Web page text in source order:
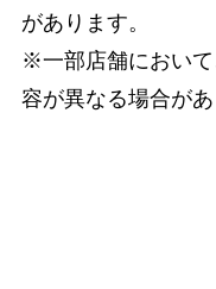
があります。
※一部店舗におい
容が異なる場合があ